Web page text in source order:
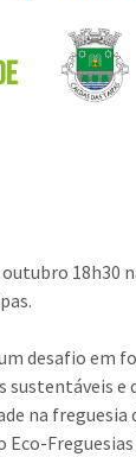
18h30
desafio em
e
na freguesia